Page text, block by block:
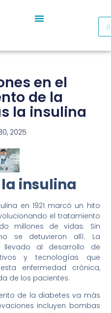
en el
de la
la insulina
2025
insulina
en 1921 marcó un hito
el tratamiento
millones de vidas. Sin
se detuvieron allí. La
llevado al desarrollo de
y tecnologías que
enfermedad crónica,
de los pacientes.
de la diabetes va más
incluyen bombas